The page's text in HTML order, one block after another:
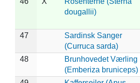
dougallii)
47
Sardinsk Sanger
(Curruca sarda)
48
Brunhovedet Værling
(Emberiza bruniceps)